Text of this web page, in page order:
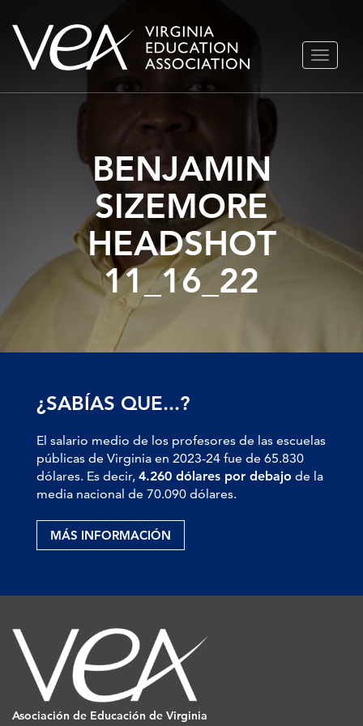
Ir
BENJAMIN
SIZEMORE
HEADSHOT
11_16_22
¿SABÍAS QUE...?
El salario medio de los profesores de las escuelas
públicas de Virginia en 2023-24 fue de 65.830
dólares. Es decir, 4.260 dólares por debajo de la
media nacional de 70.090 dólares.
MÁS INFORMACIÓN
Asociación de Educación de Virginia